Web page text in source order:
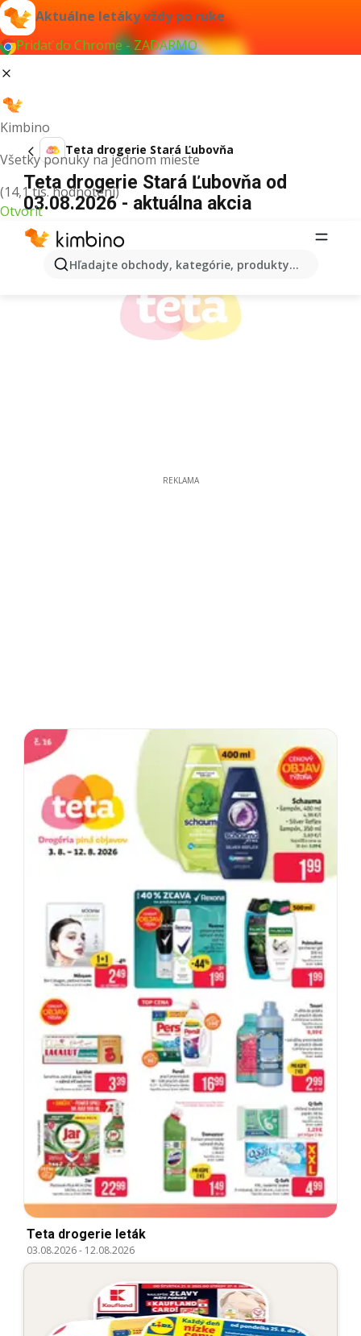
Aktuálne letáky vždy po ruke
Pridať do Chrome - ZADARMO
Kimbino
Všetky ponuky na jednom mieste
(14,1 tis. hodnotení)
Otvoriť
Hľadajte obchody, kategórie, produkty...
Teta drogerie Stará Ľubovňa
Teta drogerie Stará Ľubovňa od
03.08.2026 - aktuálna akcia
REKLAMA
Teta drogerie leták
03.08.2026- 12.08.2026